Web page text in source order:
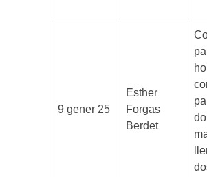
9 gener 25
Esther
Forgas
Berdet